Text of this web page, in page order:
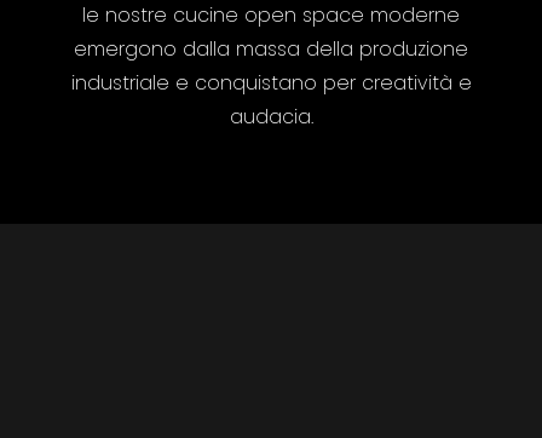
le nostre cucine open space moderne
emergono dalla massa della produzione
industriale e conquistano per creatività e
audacia.